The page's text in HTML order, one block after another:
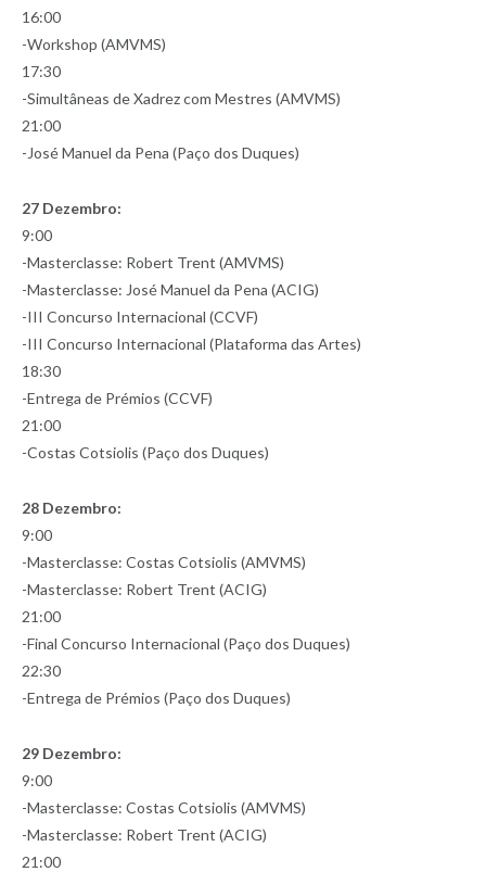
16:00
-Workshop (AMVMS)
17:30
-Simultâneas de Xadrez com Mestres (AMVMS)
21:00
-José Manuel da Pena (Paço dos Duques)
27 Dezembro:
9:00
-Masterclasse: Robert Trent (AMVMS)
-Masterclasse: José Manuel da Pena (ACIG)
-III Concurso Internacional (CCVF)
-III Concurso Internacional (Plataforma das Artes)
18:30
-Entrega de Prémios (CCVF)
21:00
-Costas Cotsiolis (Paço dos Duques)
28 Dezembro:
9:00
-Masterclasse: Costas Cotsiolis (AMVMS)
-Masterclasse: Robert Trent (ACIG)
21:00
-Final Concurso Internacional (Paço dos Duques)
22:30
-Entrega de Prémios (Paço dos Duques)
29 Dezembro:
9:00
-Masterclasse: Costas Cotsiolis (AMVMS)
-Masterclasse: Robert Trent (ACIG)
21:00